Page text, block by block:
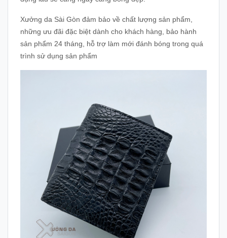
Xưởng da Sài Gòn đảm bảo về chất lượng sản phẩm,
những ưu đãi đặc biệt dành cho khách hàng, bảo hành
sản phẩm 24 tháng, hỗ trợ làm mới đánh bóng trong quá
trình sử dụng sản phẩm